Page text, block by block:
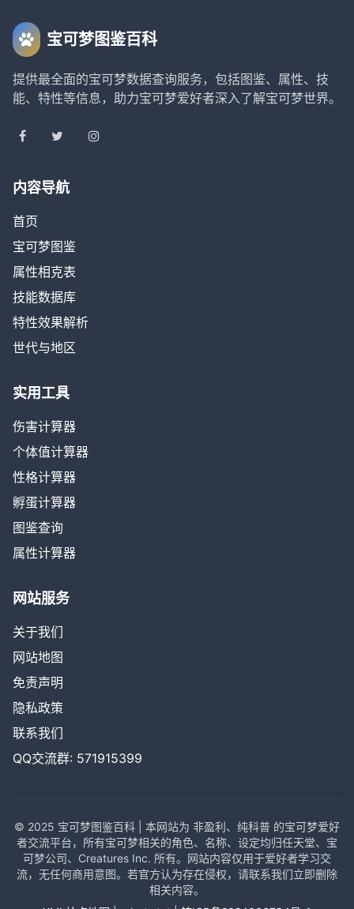
宝可梦图鉴百科
提供最全面的宝可梦数据查询服务，包括图鉴、属性、技
能、特性等信息，助力宝可梦爱好者深入了解宝可梦世界。
内容导航
首页
宝可梦图鉴
属性相克表
技能数据库
特性效果解析
世代与地区
实用工具
伤害计算器
个体值计算器
性格计算器
孵蛋计算器
图鉴查询
属性计算器
网站服务
关于我们
网站地图
免责声明
隐私政策
联系我们
QQ交流群: 571915399
© 2025 宝可梦图鉴百科 | 本网站为 非盈利、纯科普 的宝可梦爱好
者交流平台，所有宝可梦相关的角色、名称、设定均归任天堂、宝
可梦公司、Creatures Inc. 所有。网站内容仅用于爱好者学习交
流，无任何商用意图。若官方认为存在侵权，请联系我们立即删除
相关内容。